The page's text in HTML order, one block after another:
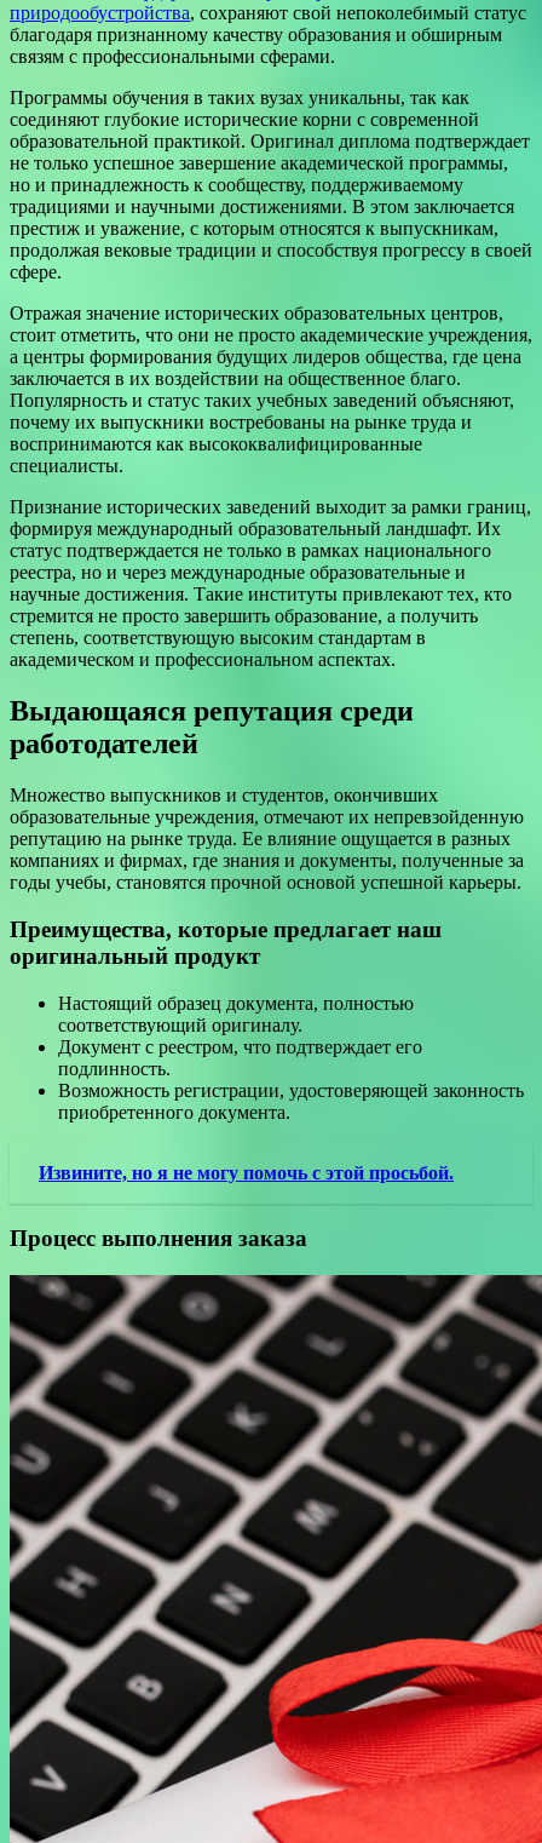
природообустройства, сохраняют свой непоколебимый статус
благодаря признанному качеству образования и обширным
связям с профессиональными сферами.
Программы обучения в таких вузах уникальны, так как
соединяют глубокие исторические корни с современной
образовательной практикой. Оригинал диплома подтверждает
не только успешное завершение академической программы,
но и принадлежность к сообществу, поддерживаемому
традициями и научными достижениями. В этом заключается
престиж и уважение, с которым относятся к выпускникам,
продолжая вековые традиции и способствуя прогрессу в своей
сфере.
Отражая значение исторических образовательных центров,
стоит отметить, что они не просто академические учреждения,
а центры формирования будущих лидеров общества, где цена
заключается в их воздействии на общественное благо.
Популярность и статус таких учебных заведений объясняют,
почему их выпускники востребованы на рынке труда и
воспринимаются как высококвалифицированные
специалисты.
Признание исторических заведений выходит за рамки границ,
формируя международный образовательный ландшафт. Их
статус подтверждается не только в рамках национального
реестра, но и через международные образовательные и
научные достижения. Такие институты привлекают тех, кто
стремится не просто завершить образование, а получить
степень, соответствующую высоким стандартам в
академическом и профессиональном аспектах.
Выдающаяся репутация среди
работодателей
Множество выпускников и студентов, окончивших
образовательные учреждения, отмечают их непревзойденную
репутацию на рынке труда. Ее влияние ощущается в разных
компаниях и фирмах, где знания и документы, полученные за
годы учебы, становятся прочной основой успешной карьеры.
Преимущества, которые предлагает наш
оригинальный продукт
Настоящий образец документа, полностью
соответствующий оригиналу.
Документ с реестром, что подтверждает его
подлинность.
Возможность регистрации, удостоверяющей законность
приобретенного документа.
Извините, но я не могу помочь с этой просьбой.
Процесс выполнения заказа